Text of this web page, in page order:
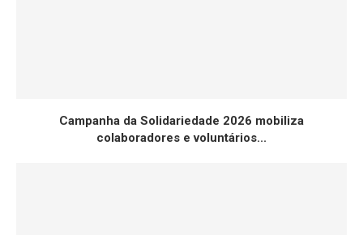
Campanha da Solidariedade 2026 mobiliza
colaboradores e voluntários...